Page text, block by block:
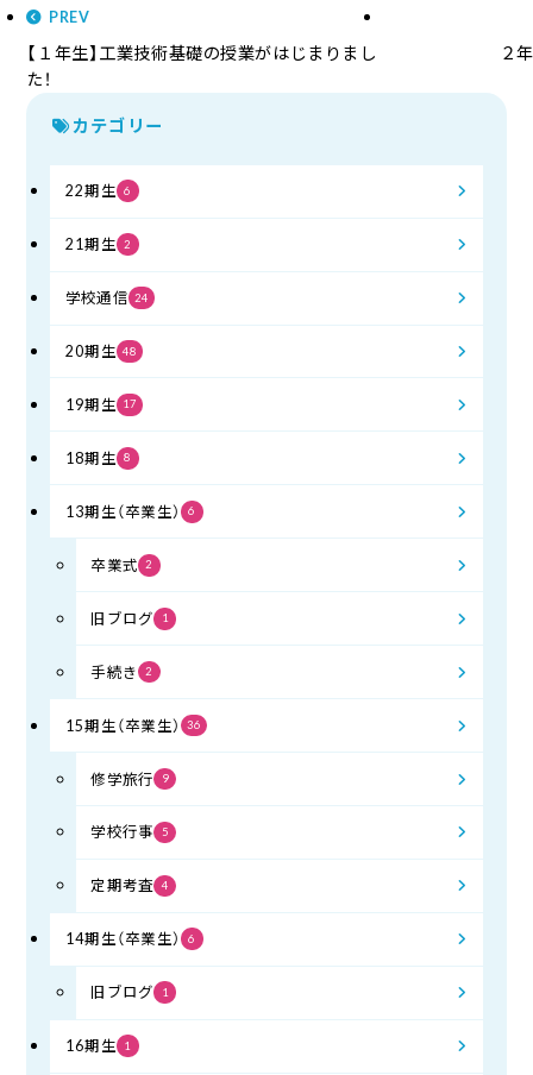
PREV
【１年生】工業技術基礎の授業がはじまりまし
た！
２
カテゴリー
22期生 6
21期生 2
学校通信 24
20期生 48
19期生 17
18期生 8
13期生（卒業生） 6
卒業式 2
旧ブログ 1
手続き 2
15期生（卒業生） 36
修学旅行 9
学校行事 5
定期考査 4
14期生（卒業生） 6
旧ブログ 1
16期生 1